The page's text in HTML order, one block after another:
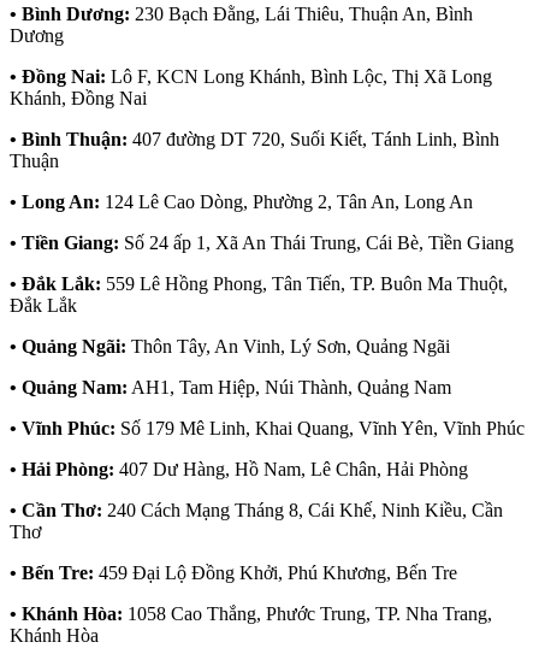
• Bình Dương: 230 Bạch Đằng, Lái Thiêu, Thuận An, Bình
Dương
• Đồng Nai: Lô F, KCN Long Khánh, Bình Lộc, Thị Xã Long
Khánh, Đồng Nai
• Bình Thuận: 407 đường DT 720, Suối Kiết, Tánh Linh, Bình
Thuận
• Long An: 124 Lê Cao Dòng, Phường 2, Tân An, Long An
• Tiền Giang: Số 24 ấp 1, Xã An Thái Trung, Cái Bè, Tiền Giang
• Đắk Lắk: 559 Lê Hồng Phong, Tân Tiến, TP. Buôn Ma Thuột,
Đắk Lắk
• Quảng Ngãi: Thôn Tây, An Vinh, Lý Sơn, Quảng Ngãi
• Quảng Nam: AH1, Tam Hiệp, Núi Thành, Quảng Nam
• Vĩnh Phúc: Số 179 Mê Linh, Khai Quang, Vĩnh Yên, Vĩnh Phúc
• Hải Phòng: 407 Dư Hàng, Hồ Nam, Lê Chân, Hải Phòng
• Cần Thơ: 240 Cách Mạng Tháng 8, Cái Khế, Ninh Kiều, Cần
Thơ
• Bến Tre: 459 Đại Lộ Đồng Khởi, Phú Khương, Bến Tre
• Khánh Hòa: 1058 Cao Thắng, Phước Trung, TP. Nha Trang,
Khánh Hòa